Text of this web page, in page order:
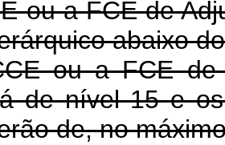
ou a FCE de
abaixo
ou a FCE de
de nível 15 e
de, no